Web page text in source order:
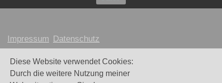
Impressum Datenschutz
MARION MEINBERG © 2026
Webdesign und Umsetzung:Maike Littkemann
Diese Website verwendet Cookies:
Durch die weitere Nutzung meiner